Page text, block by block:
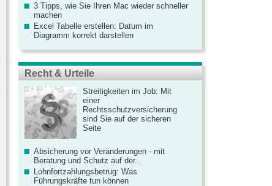
3 Tipps, wie Sie Ihren Mac wieder schneller
machen
Excel Tabelle erstellen: Datum im
Diagramm korrekt darstellen
Recht & Urteile
Streitigkeiten im Job: Mit
einer
Rechtsschutzversicherung
sind Sie auf der sicheren
Seite
Absicherung vor Veränderungen - mit
Beratung und Schutz auf der...
Lohnfortzahlungsbetrug: Was
Führungskräfte tun können